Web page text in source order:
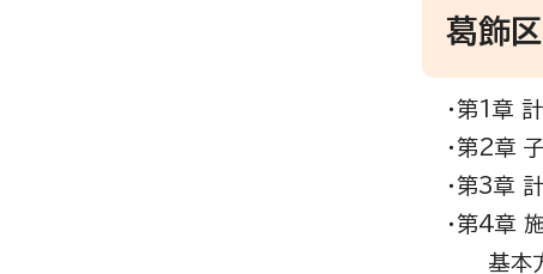
葛飾
・第1章
・第2章
・第3章
・第4章
基本方